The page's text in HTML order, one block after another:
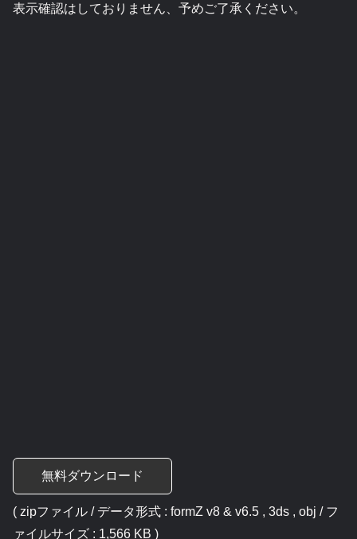
表示確認はしておりません、予めご了承ください。
無料ダウンロード
( zipファイル / データ形式 : formZ v8 & v6.5 , 3ds , obj / フ
ァイルサイズ : 1,566 KB )